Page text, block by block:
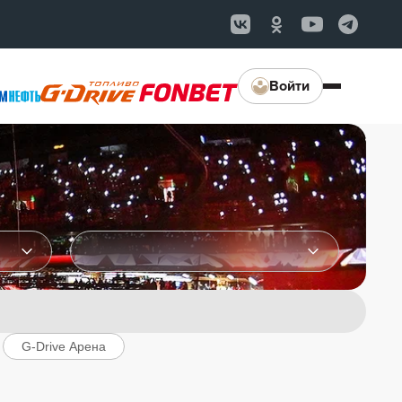
Войти
G-Drive Арена